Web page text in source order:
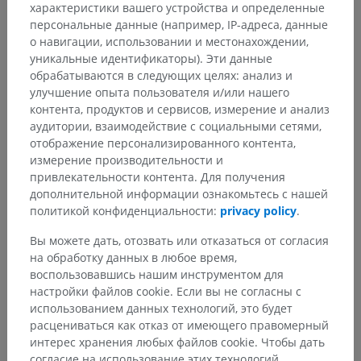
Анатомическая иерархия
характеристики вашего устройства и определенные
персональные данные (например, IP-адреса, данные
о навигации, использовании и местонахождении,
уникальные идентификаторы). Эти данные
обрабатываются в следующих целях: анализ и
улучшение опыта пользователя и/или нашего
контента, продуктов и сервисов, измерение и анализ
аудитории, взаимодействие с социальными сетями,
отображение персонализированного контента,
измерение производительности и
привлекательности контента. Для получения
дополнительной информации ознакомьтесь с нашей
политикой конфиденциальности: privacy policy.
Вы можете дать, отозвать или отказаться от согласия
на обработку данных в любое время,
воспользовавшись нашим инструментом для
настройки файлов cookie. Если вы не согласны с
использованием данных технологий, это будет
расцениваться как отказ от имеющего правомерный
интерес хранения любых файлов cookie. Чтобы дать